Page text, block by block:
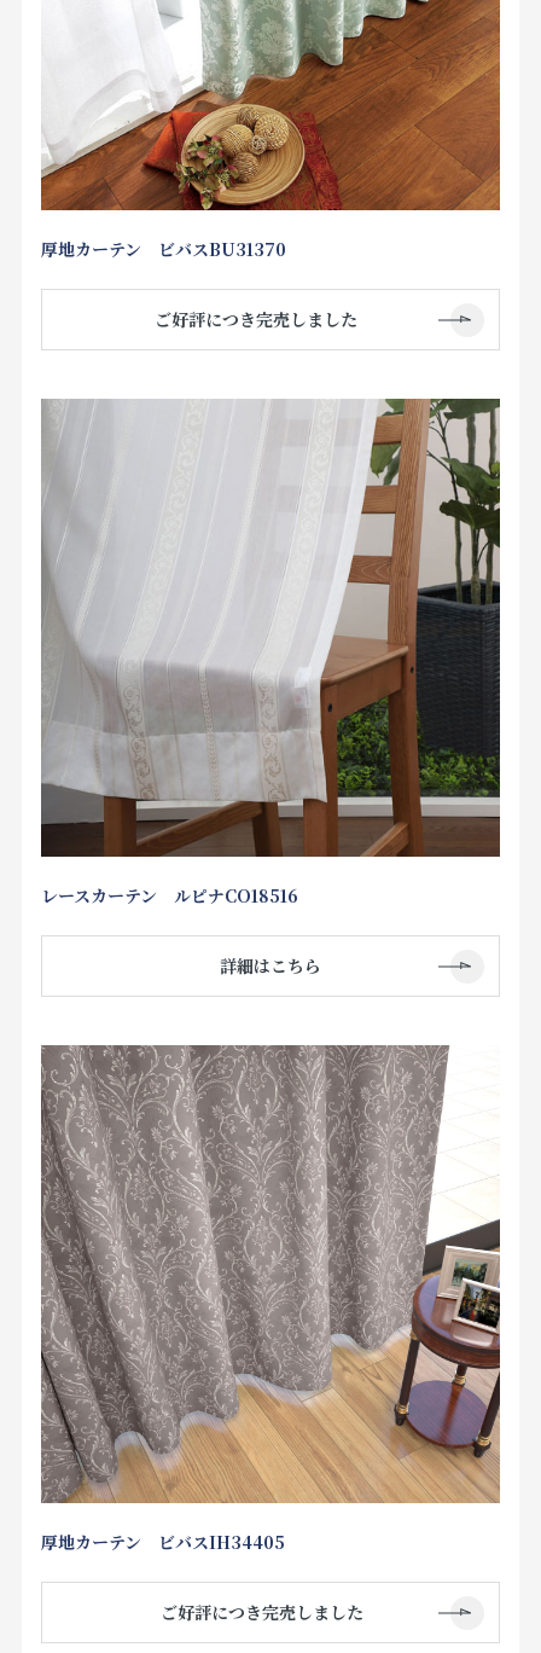
厚地カーテン ビバスBU31370
ご好評につき完売しました
レースカーテン ルピナCO18516
詳細はこちら
厚地カーテン ビバスIH34405
ご好評につき完売しました